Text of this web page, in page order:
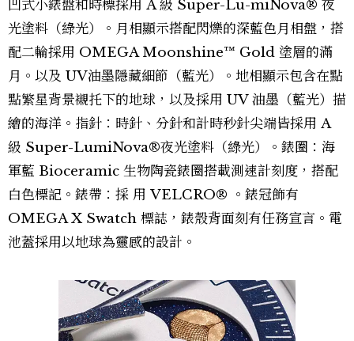
凹式小錶盤和時標採用 A 級 Super-Lu-miNova® 夜
光塗料（綠光）。月相顯示搭配閃爍的深藍色月相盤，搭
配二輪採用 OMEGA Moonshine™ Gold 塗層的滿
月。以及 UV油墨隱藏細節（藍光）。地相顯示包含在點
點繁星背景襯托下的地球，以及採用 UV 油墨（藍光）描
繪的海洋。指針：時針、分針和計時秒針尖端皆採用 A
級 Super-LumiNova®夜光塗料（綠光）。錶圈：海
軍藍 Bioceramic 生物陶瓷錶圈搭載測速計刻度，搭配
白色標記。錶帶：採 用 VELCRO® 。錶冠飾有
OMEGA X Swatch 標誌，錶殼背面刻有任務宣言。電
池蓋採用以地球為靈感的設計。